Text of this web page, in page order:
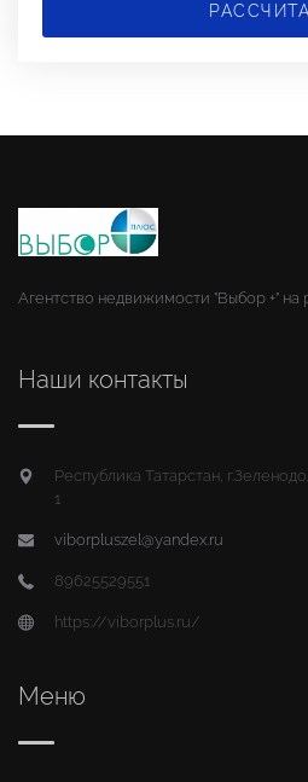
Агентство недвижимости "Выбор +" на
Наши контакты
Республика Татарстан,
1
viborpluszel@yandex.ru
89625529551
https://viborplus.ru/
Меню